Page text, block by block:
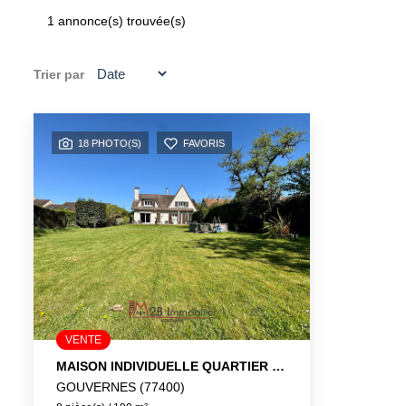
1 annonce(s) trouvée(s)
Trier par
18 PHOTO(S) FAVORIS
VENTE
MAISON INDIVIDUELLE QUARTIER RESIDENTIEL
GOUVERNES (77400)